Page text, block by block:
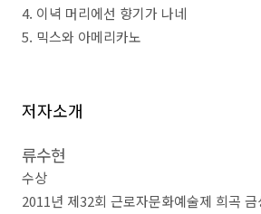
4. 이녁 머리에선 향기가 나네
5. 믹스와 아메리카노
저자소개
류수현
수상
2011년 제32회 근로자문화예술제 희곡 금